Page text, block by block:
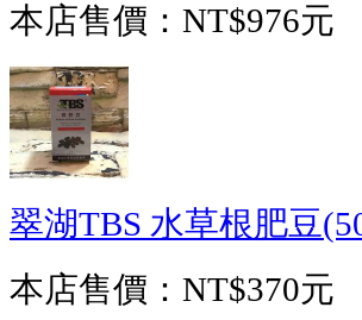
本店售價： NT$976元
翠湖TBS 水草根肥豆
本店售價： NT$370元